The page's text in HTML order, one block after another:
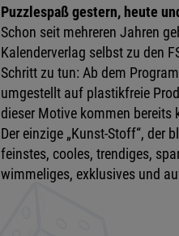
Puzzlespaß gestern, heute
Schon seit mehreren Jahren
Kalenderverlag selbst zu den
Schritt zu tun: Ab dem
umgestellt auf plastikfreie
dieser Motive kommen
Der einzige „Kunst-Stoff“, der
feinstes, cooles, trendiges,
wimmeliges, exklusives und